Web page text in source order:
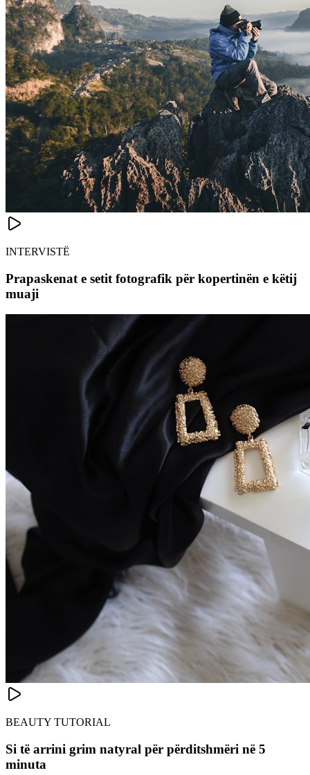
INTERVISTË
Prapaskenat e setit fotografik për kopertinën e këtij
muaji
BEAUTY TUTORIAL
Si të arrini grim natyral për përditshmëri në 5
minuta